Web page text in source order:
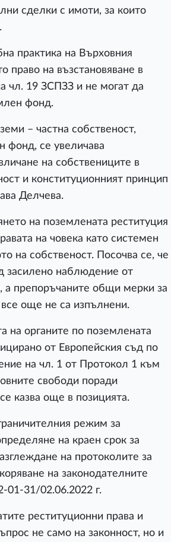
сделки с имоти, за които
практика на Върховния
право на възстановяване в
чл. 19 ЗСПЗЗ и не могат да
фонд.
– частна собственост,
фонд, се увеличава
на собствениците в
и конституционният принцип
Делчева.
на поземлената реституция
на човека като системен
на собственост. Посочва се, че
засилено наблюдение от
а препоръчаните общи мерки за
още не са изпълнени.
на органите по поземлената
от Европейския съд по
на чл. 1 от Протокол 1 към
свободи поради
казва още в позицията.
режим за
на краен срок за
на протоколите за
на законодателните
01-31/02.06.2022 г.
реституционни права и
не само на законност, но и